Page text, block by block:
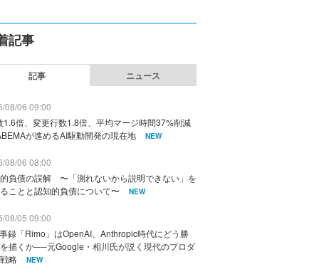
記事
記事 ニュース
08/06 09:00
1.6倍、変更行数1.8倍、平均マージ時間37%削減
が進めるAI駆動開発の現在地
NEW
08/06 08:00
負債の誤解 〜「測れないから説明できない」を
ことと認知的負債について〜
NEW
08/05 09:00
録「Rimo」はOpenAI、Anthropic時代にどう勝
描くか──元Google・相川氏が説く現代のプロダ
略
NEW